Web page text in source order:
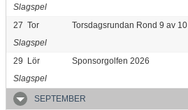
Slagspel
27 Tor
Torsdagsrundan Rond 9 av 10
Slagspel
29
Lör
Sponsorgolfen 2026
Slagspel
SEPTEMBER